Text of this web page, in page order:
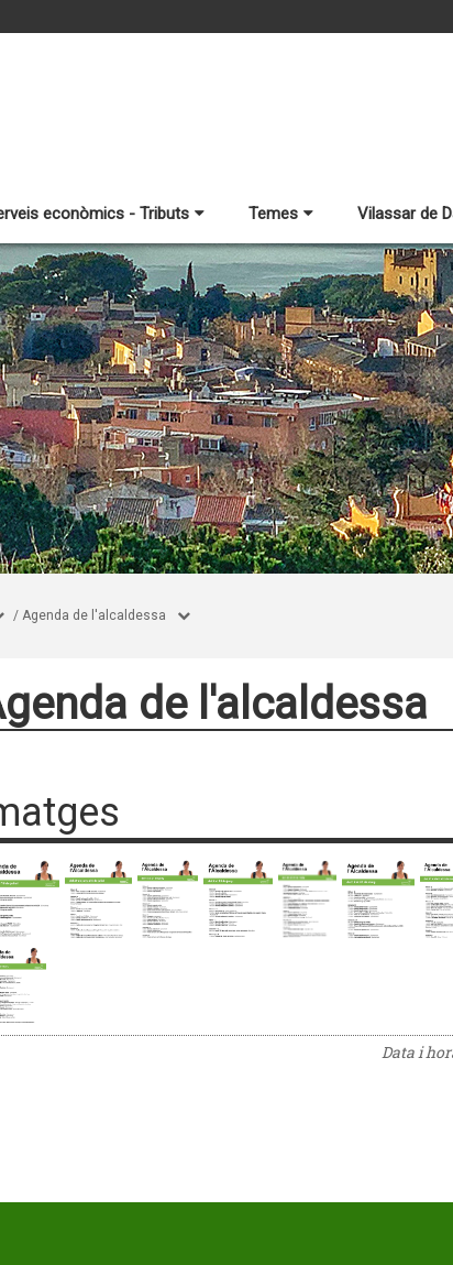
econòmics - Tributs Temes Vilassar de
/ Agenda de l'alcaldessa
de l'alcaldessa
Data i